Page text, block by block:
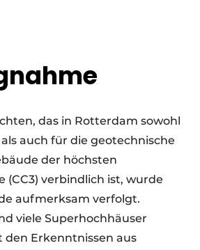
das in Rotterdam sowohl
auch für die geotechnische
der höchsten
(CC3) verbindlich ist, wurde
aufmerksam verfolgt.
viele Superhochhäuser
Erkenntnissen aus